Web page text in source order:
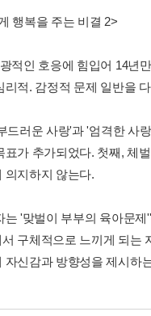
행복을 주는 비결 2>
적인 호응에 힘입어 14년
리적. 감정적 문제 일반을
드러운 사랑'과 '엄격한 사
표가 추가되었다. 첫째, 체
의지하지 않는다.
는 '맞벌이 부부의 육아문
구체적으로 느끼게 되는
자신감과 방향성을 제시하